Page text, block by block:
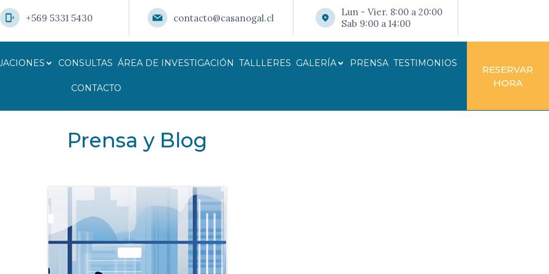
+569 5331 5430 contacto@casanogal.cl
Lun - Vier. 8:00 a 20:00
Sab 9:00 a 14:00
CONSULTAS ÁREA DE INVESTIGACIÓN TALLLERES GALERÍA PRENSA TESTIMONIOS
CONTACTO
RESERVAR
HORA
Prensa y Blog